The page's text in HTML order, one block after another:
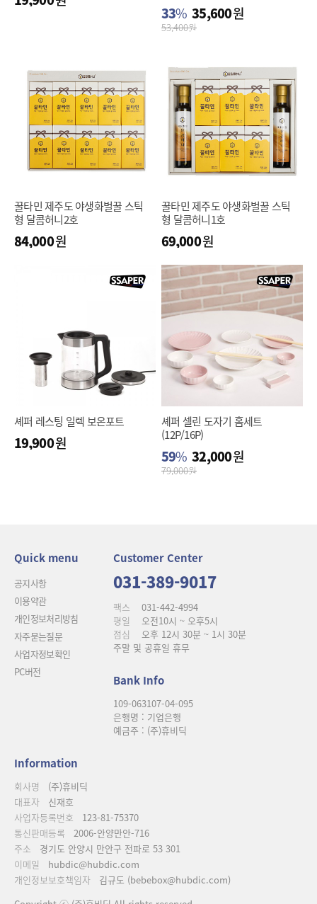
33% 35,600원
53,400원
꿀타민 제주도 야생화벌꿀 스틱
형 달콤허니2호
84,000원
꿀타민 제주도 야생화벌꿀 스틱
형 달콤허니1호
69,000원
셰퍼 레스팅 일렉 보온포트
19,900원
셰퍼 셀린 도자기 홈세트
(12P/16P)
59% 32,000원
79,000원
Quick menu
공지사항
이용약관
개인정보처리방침
자주묻는질문
사업자정보확인
PC버전
Customer Center
031-389-9017
팩스
031-442-4994
평일
오전10시 ~ 오후5시
점심
오후 12시 30분 ~ 1시 30분
주말 및 공휴일 휴무
Bank Info
109-063107-04-095
은행명 : 기업은행
예금주 : (주)휴비딕
Information
회사명
(주)휴비딕
대표자
신재호
사업자등록번호
123-81-75370
통신판매등록
2006-안양만안-716
주소
경기도 안양시 만안구 전파로 53 301
이메일
hubdic@hubdic.com
개인정보보호책임자
김규도 (bebebox@hubdic.com)